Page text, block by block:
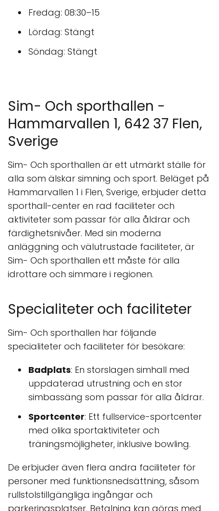
Fredag: 08:30–15
Lördag: Stängt
Söndag: Stängt
Sim- Och sporthallen -
Hammarvallen 1, 642 37 Flen,
Sverige
Sim- Och sporthallen är ett utmärkt ställe för
alla som älskar simning och sport. Beläget på
Hammarvallen 1 i Flen, Sverige, erbjuder detta
sporthall-center en rad faciliteter och
aktiviteter som passar för alla åldrar och
färdighetsnivåer. Med sin moderna
anläggning och välutrustade faciliteter, är
Sim- Och sporthallen ett måste för alla
idrottare och simmare i regionen.
Specialiteter och faciliteter
Sim- Och sporthallen har följande
specialiteter och faciliteter för besökare:
Badplats: En storslagen simhall med
uppdaterad utrustning och en stor
simbassäng som passar för alla åldrar.
Sportcenter: Ett fullservice-sportcenter
med olika sportaktiviteter och
träningsmöjligheter, inklusive bowling.
De erbjuder även flera andra faciliteter för
personer med funktionsnedsättning, såsom
rullstolstillgängliga ingångar och
parkeringsplatser. Betalning kan göras med